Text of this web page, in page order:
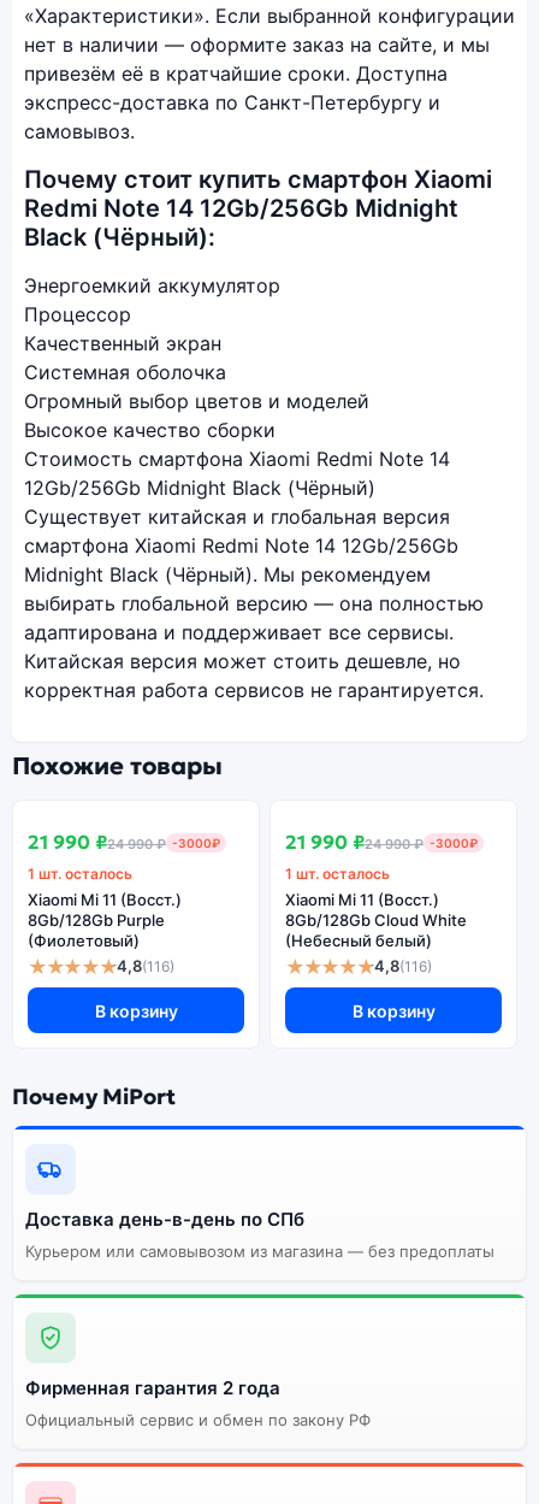
«Характеристики». Если выбранной конфигурации
нет в наличии — оформите заказ на сайте, и мы
привезём её в кратчайшие сроки. Доступна
экспресс-доставка по Санкт-Петербургу и
самовывоз.
Почему стоит купить смартфон Xiaomi
Redmi Note 14 12Gb/256Gb Midnight
Black (Чёрный):
Энергоемкий аккумулятор
Процессор
Качественный экран
Системная оболочка
Огромный выбор цветов и моделей
Высокое качество сборки
Стоимость смартфона Xiaomi Redmi Note 14
12Gb/256Gb Midnight Black (Чёрный)
Существует китайская и глобальная версия
смартфона Xiaomi Redmi Note 14 12Gb/256Gb
Midnight Black (Чёрный). Мы рекомендуем
выбирать глобальной версию — она полностью
адаптирована и поддерживает все сервисы.
Китайская версия может стоить дешевле, но
корректная работа сервисов не гарантируется.
Похожие товары
21 990 ₽24 990 ₽ -3000₽
1 шт. осталось
Xiaomi Mi 11 (Восст.)
8Gb/128Gb Purple
(Фиолетовый)
★★★★★4,8(116)
В корзину
21 990 ₽24 990 ₽ -3000₽
1 шт. осталось
Xiaomi Mi 11 (Восст.)
8Gb/128Gb Cloud White
(Небесный белый)
★★★★★4,8(116)
В корзину
Почему MiPort
Доставка день-в-день по СПб
Курьером или самовывозом из магазина — без предоплаты
Фирменная гарантия 2 года
Официальный сервис и обмен по закону РФ